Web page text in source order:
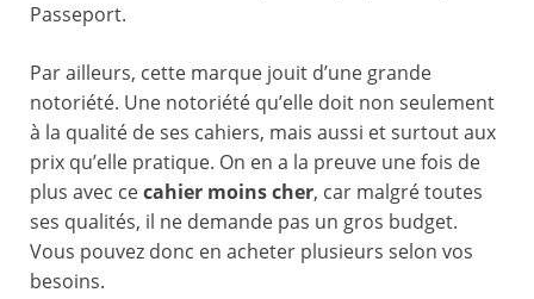
Passeport.
Par ailleurs, cette marque jouit d’une grande
notoriété. Une notoriété qu’elle doit non seulement
à la qualité de ses cahiers, mais aussi et surtout aux
prix qu’elle pratique. On en a la preuve une fois de
plus avec cecahier moins cher, car malgré toutes
ses qualités, il ne demande pas un gros budget.
Vous pouvez donc en acheter plusieurs selon vos
besoins.